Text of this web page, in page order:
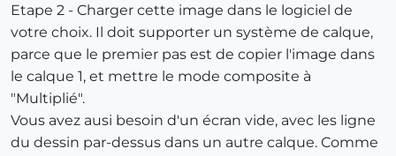
Etape 2 - Charger cette image dans le logiciel de
votre choix. Il doit supporter un système de calque,
parce que le premier pas est de copier l'image dans
le calque 1, et mettre le mode composite à
"Multiplié".
Vous avez ausi besoin d'un écran vide, avec les ligne
du dessin par-dessus dans un autre calque. Comme